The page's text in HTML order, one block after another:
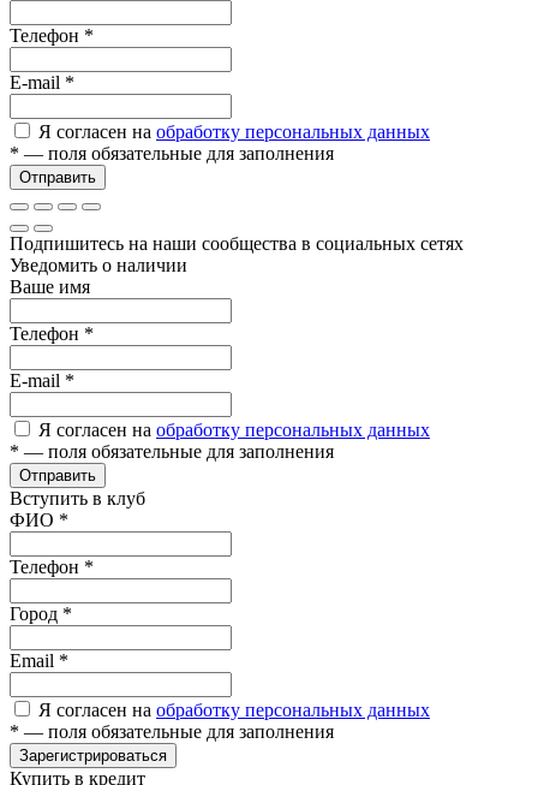
Телефон *
E-mail *
Я согласен на обработку персональных данных
* — поля обязательные для заполнения
Отправить
Подпишитесь на наши сообщества в социальных сетях
Уведомить о наличии
Ваше имя
Телефон *
E-mail *
Я согласен на обработку персональных данных
* — поля обязательные для заполнения
Отправить
Вступить в клуб
ФИО *
Телефон *
Город *
Email *
Я согласен на обработку персональных данных
* — поля обязательные для заполнения
Зарегистрироваться
Купить в кредит